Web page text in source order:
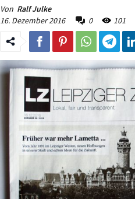
Von Ralf Julke
16. Dezember 2016
0 101